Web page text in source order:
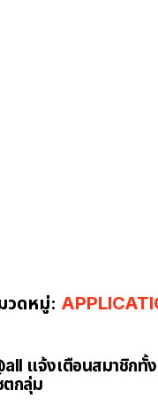
วดหมู่:
แจ้งเตือนสมาชิกทั้
ตกลุ่ม